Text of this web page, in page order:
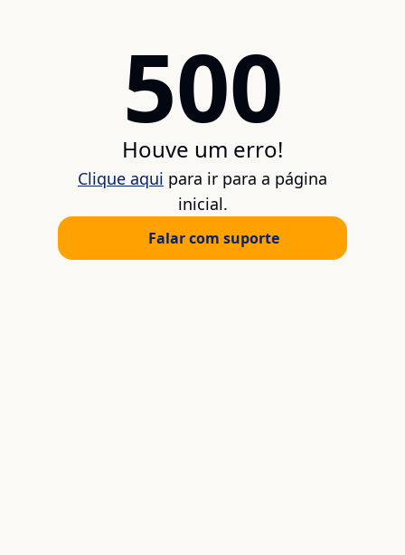
500
Houve um erro!
Clique aqui para ir para a página
inicial.
Falar com suporte